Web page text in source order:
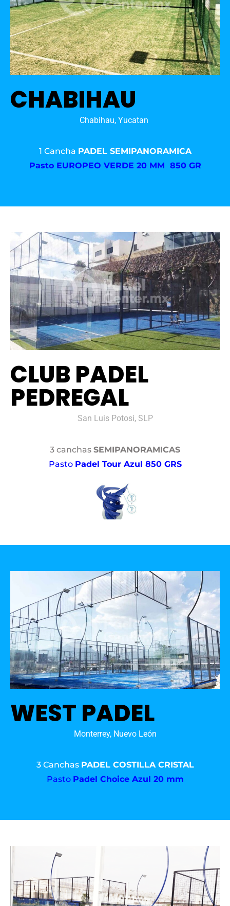
CHABIHAU
Chabihau, Yucatan
1 Cancha PADEL SEMIPANORAMICA
Pasto EUROPEO VERDE 20 MM 850 GR
CLUB PADEL
PEDREGAL
San Luis Potosi, SLP
3 canchas SEMIPANORAMICAS
Pasto Padel Tour Azul 850 GRS
WEST PADEL
Monterrey, Nuevo León
3 Canchas PADEL COSTILLA CRISTAL
Pasto Padel Choice Azul 20 mm